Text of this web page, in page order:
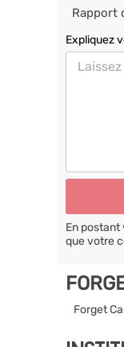
Rapport
Expliquez
En
que votre
Forget